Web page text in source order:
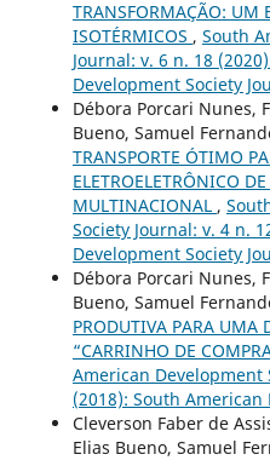
TRANSFORMAÇÃO: UM
ISOTÉRMICOS , South
Journal: v. 6 n. 18
Development Society
Débora Porcari Nunes,
Bueno, Samuel
TRANSPORTE ÓTIMO
ELETROELETRÔNICO
MULTINACIONAL ,
Society Journal: v. 4 n.
Development Society
Débora Porcari Nunes,
Bueno, Samuel
PRODUTIVA PARA UMA
“CARRINHO DE
American Development
(2018): South
Cleverson Faber de
Elias Bueno, Samuel